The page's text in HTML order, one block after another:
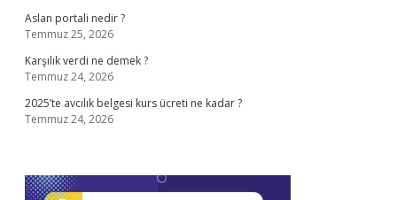
Aslan portali nedir ?
Temmuz 25, 2026
Karşılık verdi ne demek ?
Temmuz 24, 2026
2025’te avcılık belgesi kurs ücreti ne kadar ?
Temmuz 24, 2026